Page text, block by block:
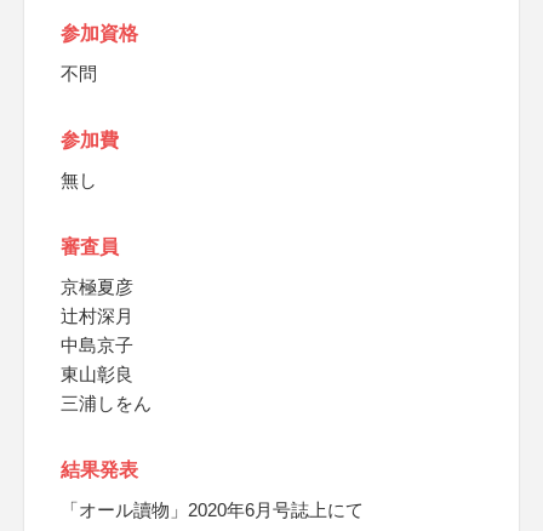
参加資格
不問
参加費
無し
審査員
京極夏彦
辻村深月
中島京子
東山彰良
三浦しをん
結果発表
「オール讀物」2020年6月号誌上にて